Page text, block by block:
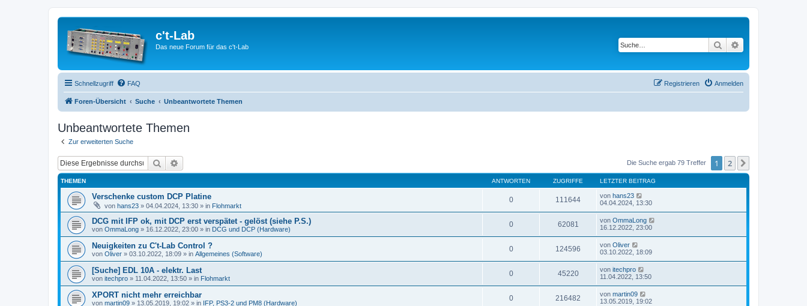
c't-Lab
Das neue Forum für das c't-Lab Suche
Schnellzugriff FAQ Anmelden
Registrieren
Foren-Übersicht Suche Unbeantwortete Themen
Unbeantwortete Themen
Zur erweiterten Suche
Suche Die Suche ergab 79 Treffer 1 2
THEMEN ANTWORTEN ZUGRIFFE LETZTER BEITRAG
Verschenke custom DCP Platine
von hans23 » 04.04.2024, 13:30 » in Flohmarkt
0 111644 von hans23
04.04.2024, 13:30
DCG mit IFP ok, mit DCP erst verspätet - gelöst (siehe P.S.)
von OmmaLong » 16.12.2022, 23:00 » in DCG und DCP (Hardware)
0 62081 von OmmaLong
16.12.2022, 23:00
Neuigkeiten zu C't-Lab Control ?
von Oliver » 03.10.2022, 18:09 » in Allgemeines (Software)
0 124596 von Oliver
03.10.2022, 18:09
[Suche] EDL 10A - elektr. Last
von itechpro » 11.04.2022, 13:50 » in Flohmarkt
0 45220 von itechpro
11.04.2022, 13:50
XPORT nicht mehr erreichbar
von martin09 » 13.05.2019, 19:02 » in IFP, PS3-2 und PM8 (Hardware)
0 216482 von martin09
13.05.2019, 19:02